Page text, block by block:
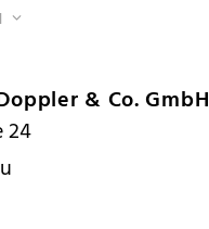
& Co. GmbH
24